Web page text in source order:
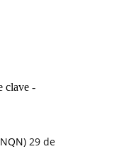
clave -
29 de